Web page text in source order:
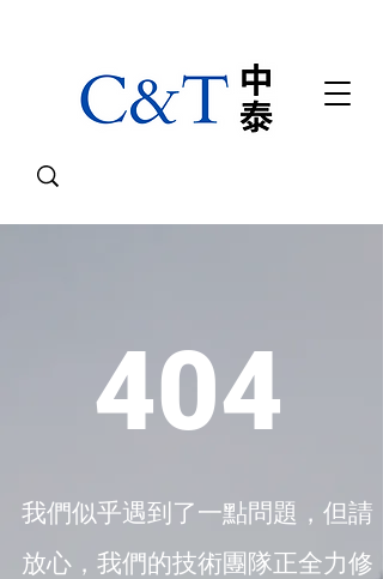
404
我們似乎遇到了一點問題，但請
放心，我們的技術團隊正全力修